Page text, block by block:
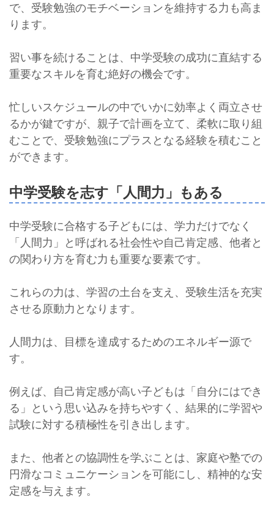
で、受験勉強のモチベーションを維持する力も高ま
ります。
習い事を続けることは、中学受験の成功に直結する
重要なスキルを育む絶好の機会です。
忙しいスケジュールの中でいかに効率よく両立させ
るかが鍵ですが、親子で計画を立て、柔軟に取り組
むことで、受験勉強にプラスとなる経験を積むこと
ができます。
中学受験を志す「人間力」もある
中学受験に合格する子どもには、学力だけでなく
「人間力」と呼ばれる社会性や自己肯定感、他者と
の関わり方を育む力も重要な要素です。
これらの力は、学習の土台を支え、受験生活を充実
させる原動力となります。
人間力は、目標を達成するためのエネルギー源で
す。
例えば、自己肯定感が高い子どもは「自分にはでき
る」という思い込みを持ちやすく、結果的に学習や
試験に対する積極性を引き出します。
また、他者との協調性を学ぶことは、家庭や塾での
円滑なコミュニケーションを可能にし、精神的な安
定感を与えます。